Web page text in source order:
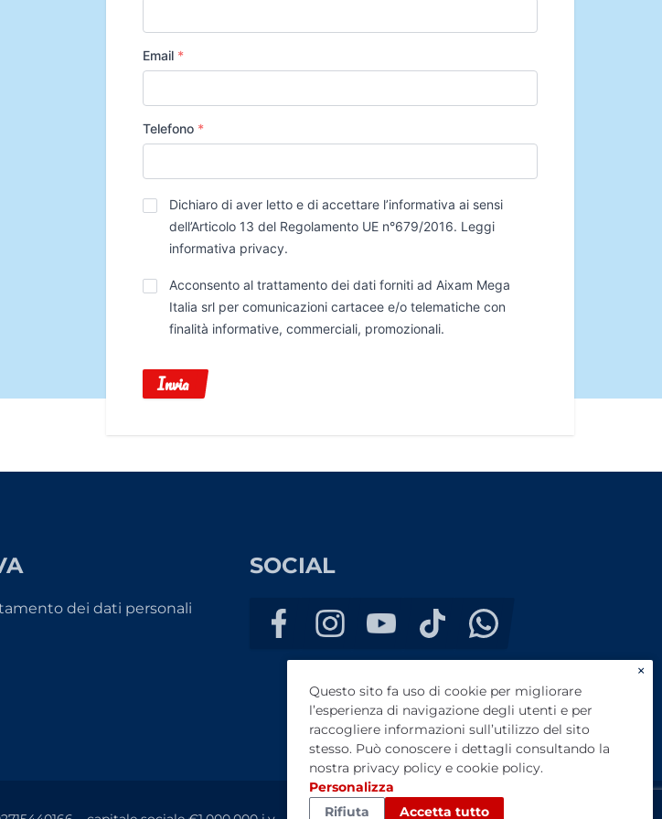
Email *
Telefono *
Privacy*
Dichiaro di aver letto e di accettare l’informativa ai sensi
dell’Articolo 13 del Regolamento UE n°679/2016. Leggi
informativa privacy.
Trattamento
Dati
Acconsento al trattamento dei dati forniti ad Aixam Mega
Italia srl per comunicazioni cartacee e/o telematiche con
finalità informative, commerciali, promozionali.
Invia
dei dati personali
SOCIAL
×
Questo sito fa uso di cookie per migliorare
l’esperienza di navigazione degli utenti e per
raccogliere informazioni sull’utilizzo del sito
stesso. Può conoscere i dettagli consultando la
nostra privacy policy e cookie policy.
Personalizza
Rifiuta
Accetta tutto